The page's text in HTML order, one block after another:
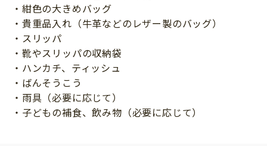
・紺色の大きめバッグ
・貴重品入れ（牛革などのレザー製のバッグ）
・スリッパ
・靴やスリッパの収納袋
・ハンカチ、ティッシュ
・ばんそうこう
・雨具（必要に応じて）
・子どもの補食、飲み物（必要に応じて）